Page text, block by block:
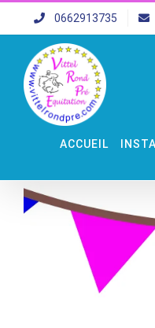
Skip
to
content
0662913735
ACCUEIL
Voir
l'image
agrandie